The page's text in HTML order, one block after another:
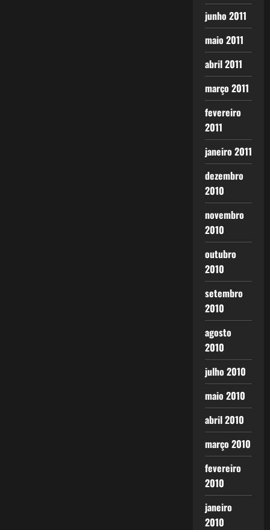
junho 2011
maio 2011
abril 2011
março 2011
fevereiro
2011
janeiro 2011
dezembro
2010
novembro
2010
outubro
2010
setembro
2010
agosto
2010
julho 2010
maio 2010
abril 2010
março 2010
fevereiro
2010
janeiro
2010